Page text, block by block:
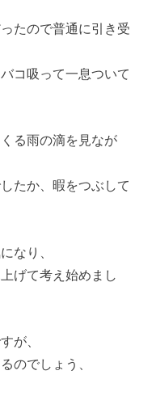
たので普通に引き受
コ吸って一息ついて
る雨の滴を見なが
たか、暇をつぶして
なり、
げて考え始めまし
が、
のでしょう、